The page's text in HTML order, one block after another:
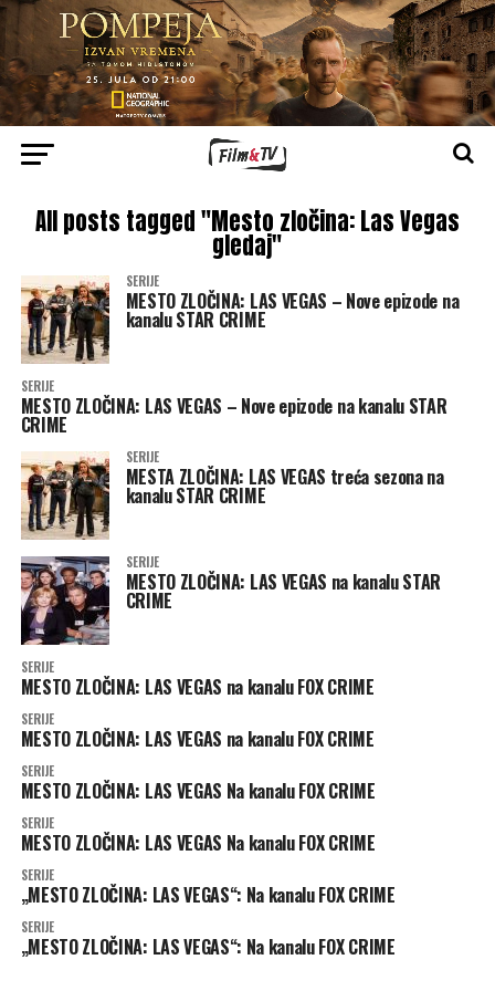
All posts tagged "Mesto zločina: Las Vegas
gledaj"
SERIJE
MESTO ZLOČINA: LAS VEGAS – Nove epizode na
kanalu STAR CRIME
SERIJE
MESTO ZLOČINA: LAS VEGAS – Nove epizode na kanalu STAR
CRIME
SERIJE
MESTA ZLOČINA: LAS VEGAS treća sezona na
kanalu STAR CRIME
SERIJE
MESTO ZLOČINA: LAS VEGAS na kanalu STAR
CRIME
SERIJE
MESTO ZLOČINA: LAS VEGAS na kanalu FOX CRIME
SERIJE
MESTO ZLOČINA: LAS VEGAS na kanalu FOX CRIME
SERIJE
MESTO ZLOČINA: LAS VEGAS Na kanalu FOX CRIME
SERIJE
MESTO ZLOČINA: LAS VEGAS Na kanalu FOX CRIME
SERIJE
„MESTO ZLOČINA: LAS VEGAS“: Na kanalu FOX CRIME
SERIJE
„MESTO ZLOČINA: LAS VEGAS“: Na kanalu FOX CRIME